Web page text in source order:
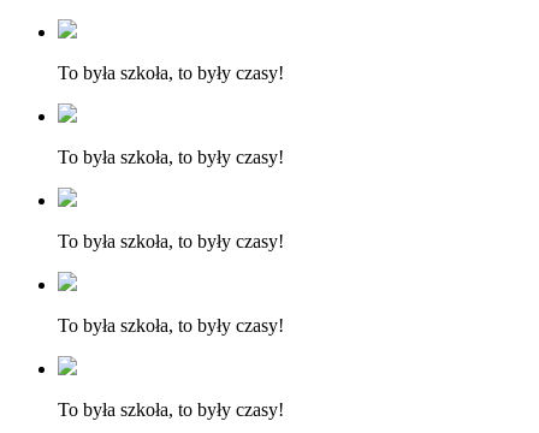
To była szkoła, to były czasy!
To była szkoła, to były czasy!
To była szkoła, to były czasy!
To była szkoła, to były czasy!
To była szkoła, to były czasy!